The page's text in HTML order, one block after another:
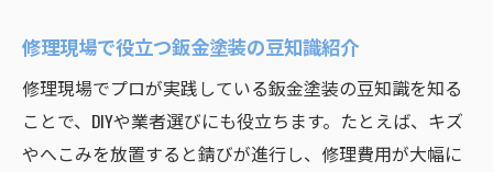
修理現場で役立つ鈑金塗装の豆知識紹介
修理現場でプロが実践している鈑金塗装の豆知識を知る
ことで、DIYや業者選びにも役立ちます。たとえば、キズ
やへこみを放置すると錆びが進行し、修理費用が大幅に